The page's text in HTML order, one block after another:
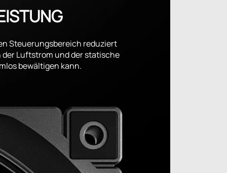
Steuerungsbereich reduziert
Luftstrom und der statische
bewältigen kann.